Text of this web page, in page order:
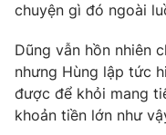
Thị trường
Tư vấn
Lịch phát sóng
Chuyên mục khác
Emagazine
chuyện gì đó ngoài
Dũng vẫn hồn nhiên
nhưng Hùng lập tức
được để khỏi mang
khoản tiền lớn như